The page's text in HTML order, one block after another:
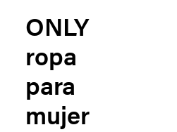
ONLY
ropa
para
mujer